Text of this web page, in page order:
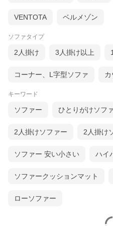
VENTOTA ベルメゾン
ソファタイプ
2人掛け 3人掛け以上
コーナー、L字型ソファ
キーワード
ソファー ひとりがけソフ
2人掛けソファー 2人掛け
ソファー 安い小さい ハイ
ソファークッションマット
ローソファー